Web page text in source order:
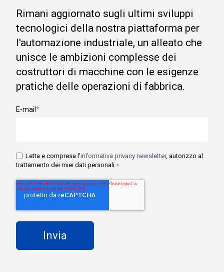
Rimani aggiornato sugli ultimi sviluppi
tecnologici della nostra piattaforma per
l'automazione industriale, un alleato che
unisce le ambizioni complesse dei
costruttori di macchine con le esigenze
pratiche delle operazioni di fabbrica.
E-mail *
Letta e compresa l'informativa privacy newsletter, autorizzo al
trattamento dei miei dati personali.*